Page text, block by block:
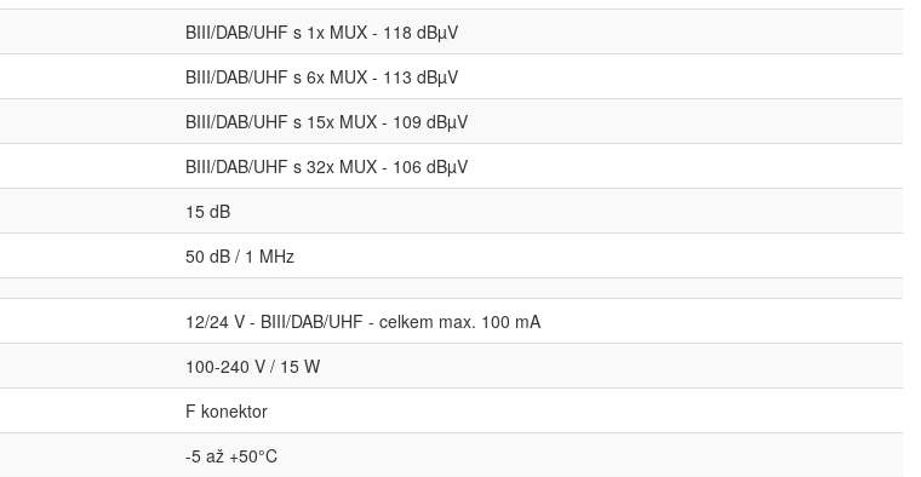
BIII/DAB/UHF s 1x MUX - 118 dBµV
BIII/DAB/UHF s 6x MUX - 113 dBµV
BIII/DAB/UHF s 15x MUX - 109 dBµV
BIII/DAB/UHF s 32x MUX - 106 dBµV
15 dB
50 dB / 1 MHz
12/24 V - BIII/DAB/UHF - celkem max. 100 mA
100-240 V / 15 W
F konektor
-5 až +50°C